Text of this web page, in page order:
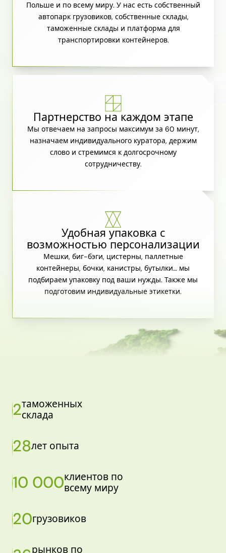
Польше и по всему миру. У нас есть собственный
автопарк грузовиков, собственные склады,
таможенные склады и платформа для
транспортировки контейнеров.
Партнерство на каждом этапе
Мы отвечаем на запросы максимум за 60 минут,
назначаем индивидуального куратора, держим
слово и стремимся к долгосрочному
сотрудничеству.
Удобная упаковка с
возможностью персонализации
Мешки, биг-бэги, цистерны, паллетные
контейнеры, бочки, канистры, бутылки… мы
подбираем упаковку под ваши нужды. Также мы
подготовим индивидуальные этикетки.
2таможенных
склада
28лет опыта
10 000клиентов по
всему миру
20грузовиков
рынков по